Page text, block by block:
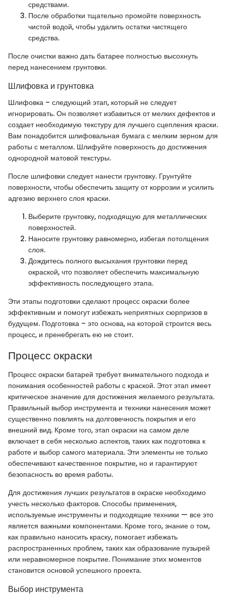
средствами.
После обработки тщательно промойте поверхность
чистой водой, чтобы удалить остатки чистящего
средства.
После очистки важно дать батарее полностью высохнуть
перед нанесением грунтовки.
Шлифовка и грунтовка
Шлифовка – следующий этап, который не следует
игнорировать. Он позволяет избавиться от мелких дефектов и
создает необходимую текстуру для лучшего сцепления краски.
Вам понадобится шлифовальная бумага с мелким зерном для
работы с металлом. Шлифуйте поверхность до достижения
однородной матовой текстуры.
После шлифовки следует нанести грунтовку. Грунтуйте
поверхности, чтобы обеспечить защиту от коррозии и усилить
адгезию верхнего слоя краски.
Выберите грунтовку, подходящую для металлических
поверхностей.
Наносите грунтовку равномерно, избегая потолщения
слоя.
Дождитесь полного высыхания грунтовки перед
окраской, что позволяет обеспечить максимальную
эффективность последующего этапа.
Эти этапы подготовки сделают процесс окраски более
эффективным и помогут избежать неприятных сюрпризов в
будущем. Подготовка – это основа, на которой строится весь
процесс, и пренебрегать ею не стоит.
Процесс окраски
Процесс окраски батарей требует внимательного подхода и
понимания особенностей работы с краской. Этот этап имеет
критическое значение для достижения желаемого результата.
Правильный выбор инструмента и техники нанесения может
существенно повлиять на долговечность покрытия и его
внешний вид. Кроме того, этап окраски на самом деле
включает в себя несколько аспектов, таких как подготовка к
работе и выбор самого материала. Эти элементы не только
обеспечивают качественное покрытие, но и гарантируют
безопасность во время работы.
Для достижения лучших результатов в окраске необходимо
учесть несколько факторов. Способы применения,
используемые инструменты и подходящие техники — все это
является важными компонентами. Кроме того, знание о том,
как правильно наносить краску, помогает избежать
распространенных проблем, таких как образование пузырей
или неравномерное покрытие. Понимание этих моментов
становится основой успешного проекта.
Выбор инструмента